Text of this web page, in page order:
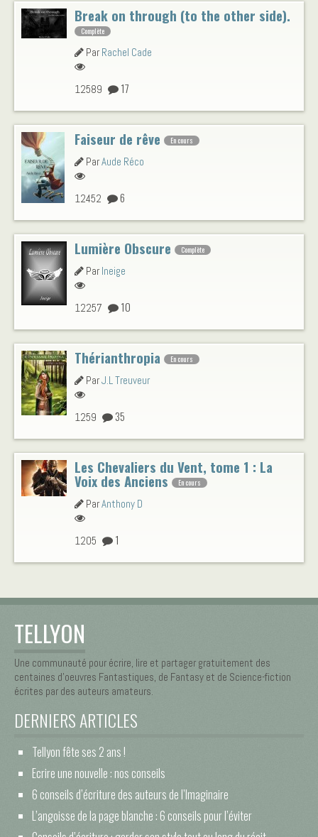
Break on through (to the other side).
Complète
ParRachel Cade
12589 17
Faiseur de rêve En cours
ParAude Réco
12452 6
Lumière Obscure Complète
ParIneige
12257 10
Thérianthropia En cours
ParJ.L Treuveur
1259 35
Les Chevaliers du Vent, tome 1 : La
Voix des Anciens En cours
ParAnthony D
1205 1
TELLYON
Une communauté pour écrire, lire et partager gratuitement des
centaines d’oeuvres Fantastiques, de Fantasy et de Science-fiction
écrites par des auteurs amateurs.
DERNIERS ARTICLES
Tellyon fête ses 2 ans !
Ecrire une nouvelle : nos conseils
6 conseils d’écriture des auteurs de l’Imaginaire
L’angoisse de la page blanche : 6 conseils pour l’éviter